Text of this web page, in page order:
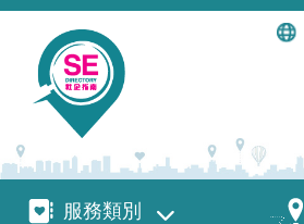
移至主內容
服務類別服務類別 地區